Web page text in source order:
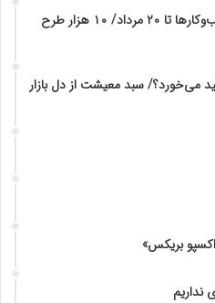
تمدید مهلت فراخوان حمایت از کسب‌وکارها تا ۲۰ مرداد/ ۱۰ هزار طرح
می‌خورد؟/ سبد معیشت از دل بازار
بریکس»
نداریم